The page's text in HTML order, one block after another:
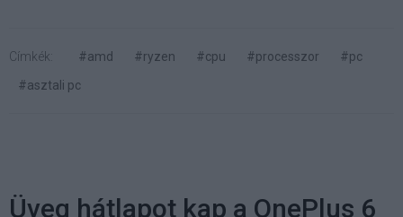
Címkék: #amd #ryzen #cpu #processzor
#pc
#asztali pc
Üveg hátlapot kap a OnePlus 6